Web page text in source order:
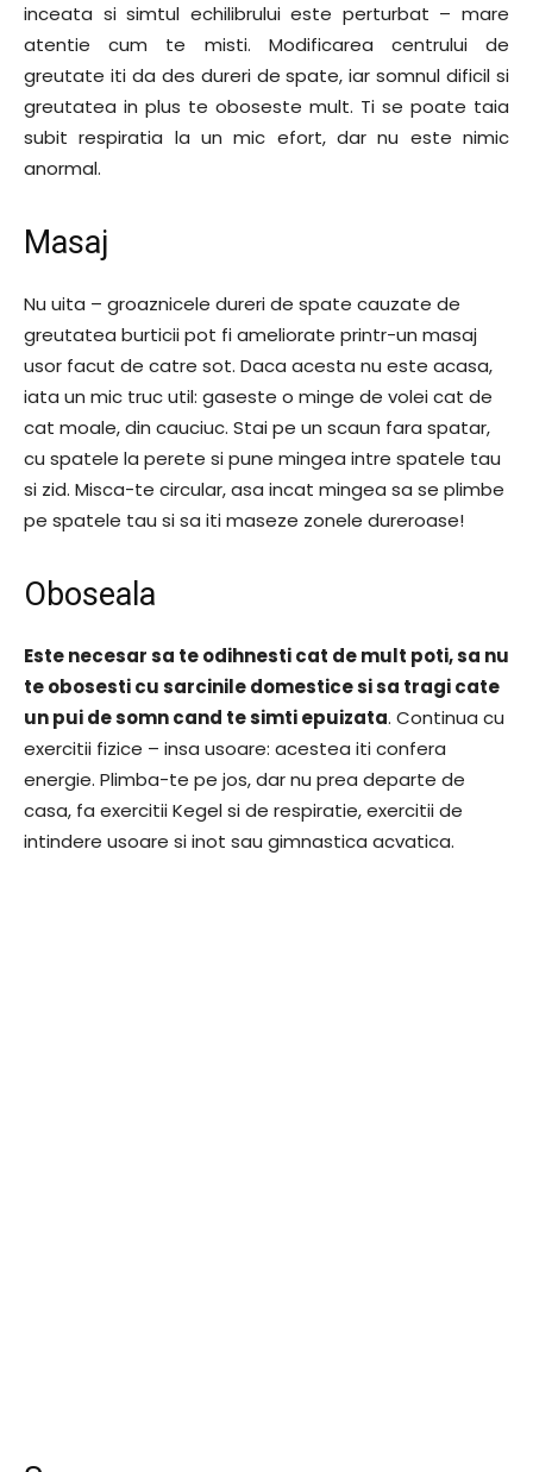
inceata si simtul echilibrului este perturbat – mare
atentie cum te misti. Modificarea centrului de
greutate iti da des dureri de spate, iar somnul dificil si
greutatea in plus te oboseste mult. Ti se poate taia
subit respiratia la un mic efort, dar nu este nimic
anormal.
Masaj
Nu uita – groaznicele dureri de spate cauzate de
greutatea burticii pot fi ameliorate printr-un masaj
usor facut de catre sot. Daca acesta nu este acasa,
iata un mic truc util: gaseste o minge de volei cat de
cat moale, din cauciuc. Stai pe un scaun fara spatar,
cu spatele la perete si pune mingea intre spatele tau
si zid. Misca-te circular, asa incat mingea sa se plimbe
pe spatele tau si sa iti maseze zonele dureroase!
Oboseala
Este necesar sa te odihnesti cat de mult poti, sa nu
te obosesti cu sarcinile domestice si sa tragi cate
un pui de somn cand te simti epuizata. Continua cu
exercitii fizice – insa usoare: acestea iti confera
energie. Plimba-te pe jos, dar nu prea departe de
casa, fa exercitii Kegel si de respiratie, exercitii de
intindere usoare si inot sau gimnastica acvatica.